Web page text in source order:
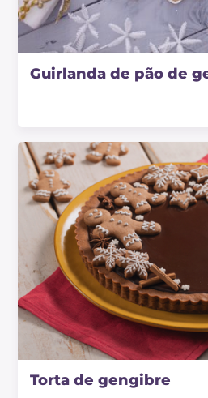
Guirlanda de pão de
Torta de gengibre